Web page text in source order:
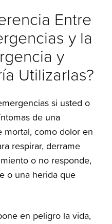
Entre
y la
y
Utilizarlas?
si usted o
de una
como dolor en
respirar, derrame
o no responde,
o una herida que
en peligro la vida,